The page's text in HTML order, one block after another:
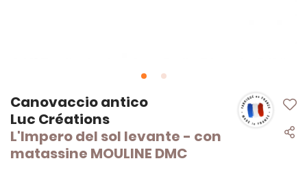
Canovaccio antico
Luc Créations
L'Impero del sol levante - con
matassine MOULINE DMC
Vai
all'inizio
della
galleria
di